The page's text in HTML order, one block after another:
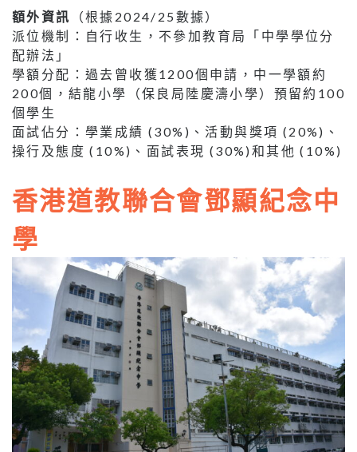
額外資訊
（根據2024/25數據）
派位機制：自行收生，不參加教育局「中學學位分
配辦法」
學額分配：過去曾收獲1200個申請，中一學額約
200個，結龍小學（保良局陸慶濤小學）預留約100
個學生
面試佔分：學業成績 (30%)、活動與獎項 (20%)、
操行及態度 (10%)、面試表現 (30%)和其他 (10%)
香港道教聯合會鄧顯紀念中
學